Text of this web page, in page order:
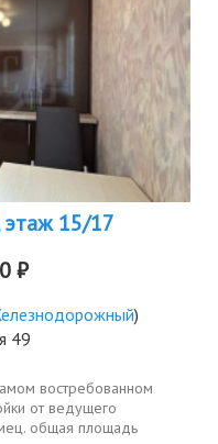
этаж 15/17
₽
)
49
востребованном
от ведущего
общая площадь